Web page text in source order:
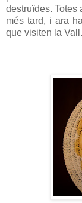
destruïdes. Totes
més tard, i ara
que visiten la Vall.